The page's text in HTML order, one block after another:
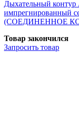
Дыхательный
импрегнированный
(СОЕДИНЕННОЕ
Товар закончился
Запросить товар